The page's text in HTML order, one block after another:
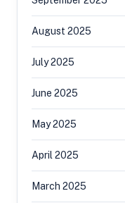
August 2025
July 2025
June 2025
May 2025
April 2025
March 2025